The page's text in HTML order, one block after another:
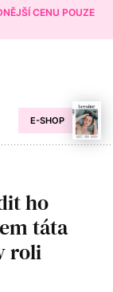
CENU POUZE
E-SHOP
ho
táta
roli